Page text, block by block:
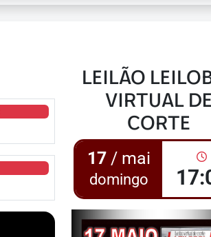
LEILÃO
VIRTUAL DE
CORTE
17 / mai
domingo